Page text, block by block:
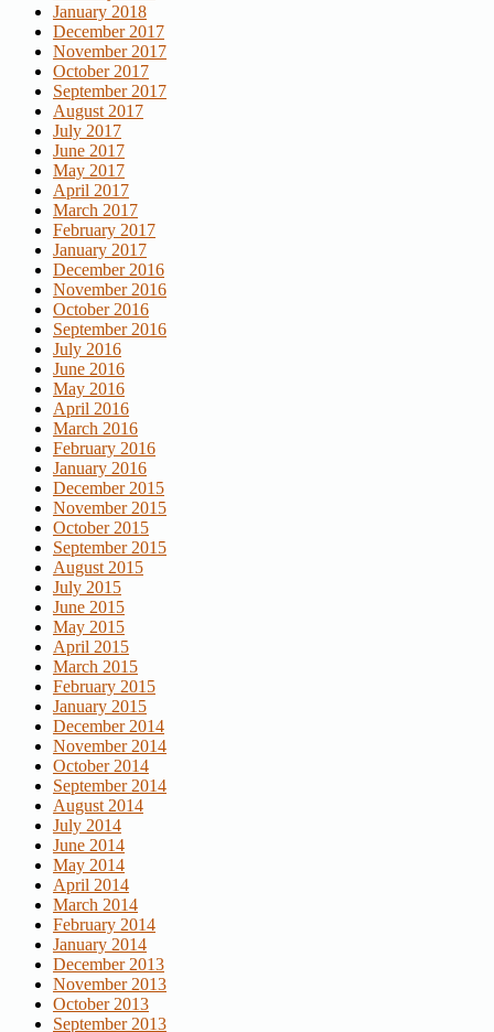
January 2018
December 2017
November 2017
October 2017
September 2017
August 2017
July 2017
June 2017
May 2017
April 2017
March 2017
February 2017
January 2017
December 2016
November 2016
October 2016
September 2016
July 2016
June 2016
May 2016
April 2016
March 2016
February 2016
January 2016
December 2015
November 2015
October 2015
September 2015
August 2015
July 2015
June 2015
May 2015
April 2015
March 2015
February 2015
January 2015
December 2014
November 2014
October 2014
September 2014
August 2014
July 2014
June 2014
May 2014
April 2014
March 2014
February 2014
January 2014
December 2013
November 2013
October 2013
September 2013